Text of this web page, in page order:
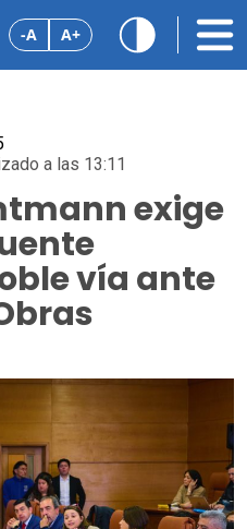
-A A+
a las 13:11
exige
vía ante